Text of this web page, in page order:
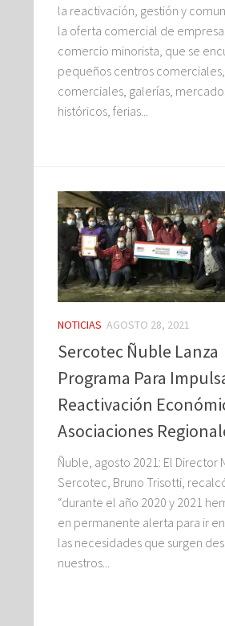
la reactivación, gestión y
la oferta comercial de
comercio minorista, que se
pequeños centros
comerciales, galerías,
históricos, ferias...
NOTICIAS AGOSTO 28, 2021
Sercotec Ñuble Lanza
Programa Para
Reactivación
Asociaciones
Ñuble, agosto 2021: El Director
Sercotec, Bruno Trisotti,
“durante el año 2020 y 2021
en permanente alerta para ir
las necesidades que surgen
nuestros...